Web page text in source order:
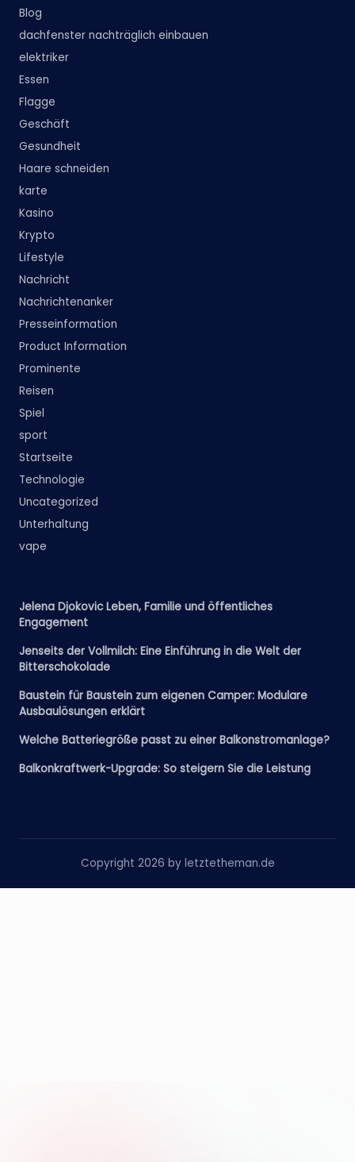
Blog
dachfenster nachträglich einbauen
elektriker
Essen
Flagge
Geschäft
Gesundheit
Haare schneiden
karte
Kasino
Krypto
Lifestyle
Nachricht
Nachrichtenanker
Presseinformation
Product Information
Prominente
Reisen
Spiel
sport
Startseite
Technologie
Uncategorized
Unterhaltung
vape
Jelena Djokovic Leben, Familie und öffentliches
Engagement
Jenseits der Vollmilch: Eine Einführung in die Welt der
Bitterschokolade
Baustein für Baustein zum eigenen Camper: Modulare
Ausbaulösungen erklärt
Welche Batteriegröße passt zu einer Balkonstromanlage?
Balkonkraftwerk-Upgrade: So steigern Sie die Leistung
Copyright 2026 by letztetheman.de